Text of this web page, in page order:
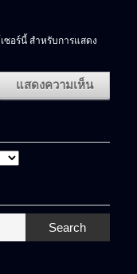
ซอร์นี้ สำหรับการแสดง
Search